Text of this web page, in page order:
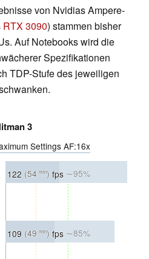
von Nvidias Ampere-
RTX 3090) stammen bisher
Auf Notebooks wird die
Spezifikationen
TDP-Stufe des jeweiligen
3
Settings AF:16x
122 (54 min) fps∼95%
109 (49 min) fps∼85%